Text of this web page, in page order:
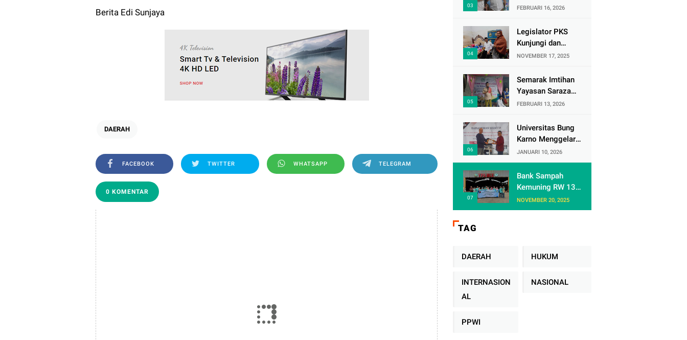
Berita Edi Sunjaya
DAERAH
FACEBOOK TWITTER WHATSAPP TELEGRAM
0 KOMENTAR
Luthfi dan Gus
Dorong Jawa
Tengah Maju
FEBRUARI 16, 2026
Legislator PKS
Kunjungi dan
Bantu Warga Duri
Parah
NOVEMBER 17, 2025
Semarak Imtihan
Yayasan Saraza
Hasana Laila,
Cengkareng Timur
Antusias Sambut
FEBRUARI 13, 2026
Universitas Bung
Karno Menggelar
Sarasehan Hukum
di Cisarua Bogor
Jawa Barat dalam
Rangka
JANUARI 10, 2026
Bank Sampah
Kemuning RW 13
Studi Banding ke
TPA BLE
Konvensional
NOVEMBER 20, 2025
TAG
DAERAH HUKUM
INTERNASION
AL
NASIONAL
PPWI